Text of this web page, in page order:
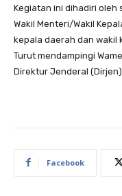
Kegiatan ini dihadiri oleh
Wakil Menteri/Wakil
kepala daerah dan wakil
Turut mendampingi
Direktur Jenderal (Dirjen)
Facebook